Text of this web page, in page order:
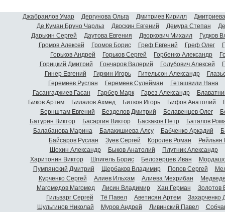
Джабраилов Умар Дергунова Ольга Дмитриев Кирилл
Де Куман Бруно Чарльз
Двоскин Евгений Демура Степан
Дарькин Сергей
Даутова Евгения Дворкович Михаил
Гудков
Громов Алексей
Громов Борис Греф Евгений Греф Олег
Горьков Андрей
Горьков Сергей Горбенко Александр
Горицкий Дмитрий
Гончаров Валерий Голубович Алексей
Гинер Евгений
Гиркин Игорь Гительсон Александр
Геремеев Руслан
Геремеев Сулейман
Геташвили Нана
Гасангаджиев Гасан
Гарбер Марк Гарез Александр
Биков Артем
Билалов Ахмед Битков Игорь Бифов Анатолий
Бернштам Евгений
Безделов Дмитрий Белавенцев Олег
Батурин Виктор
Басаргин Виктор Баскаков Петр
Баталов
Балабанова Марина
Балакишиева Алсу Бабченко Аркадий
Байсаров Руслан
Зуев Сергей Королев Роман
Шохин Александр
Быков Анатолий Плутник Александр
Харитонин Виктор
Шпигель Борис Белозерцев Иван
Пумпянский Дмитрий
Щербаков Владимир Попов Сергей
Курченко Сергей
Алиев Ильхам Алиева Мехрибан
Магомедов Магомед
Лисин Владимир Хан Герман
Золотов
Гильварг Сергей
Тё Павел Аветисян Артем
Захарченко
Шульгинов Николай
Муров Андрей Ливинский Павел